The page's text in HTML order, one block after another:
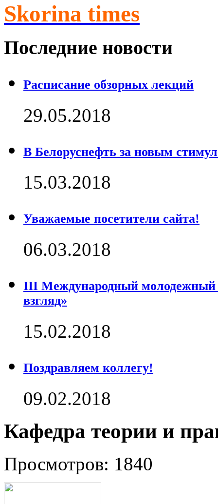
Skorina times
Последние новости
Расписание обзорных лекций
29.05.2018
В Белоруснефть за новым
15.03.2018
Уважаемые посетители сайта!
06.03.2018
III Международный молодежный
взгляд»
15.02.2018
Поздравляем коллегу!
09.02.2018
Кафедра теории и
Просмотров: 1840